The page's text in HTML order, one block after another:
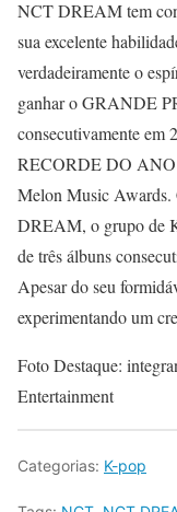
NCT DREAM tem
sua excelente
verdadeiramente o
ganhar o GRANDE
consecutivamente em
RECORDE DO
Melon Music Awards.
DREAM, o grupo de
de três álbuns
Apesar do seu
experimentando um
Foto Destaque:
Entertainment
Categorias: K-pop